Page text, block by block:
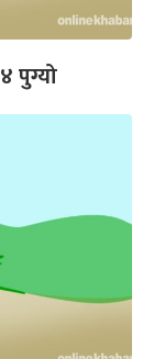
पुग्यो